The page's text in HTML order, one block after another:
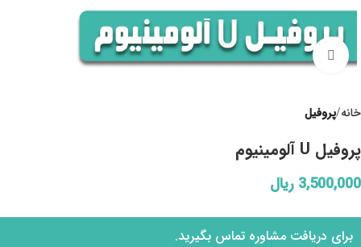
Click to enlarge
خانه پروفیل
پروفیل U آلومینیوم
3,500,000 ریال
برای دریافت مشاوره تماس بگیرید.